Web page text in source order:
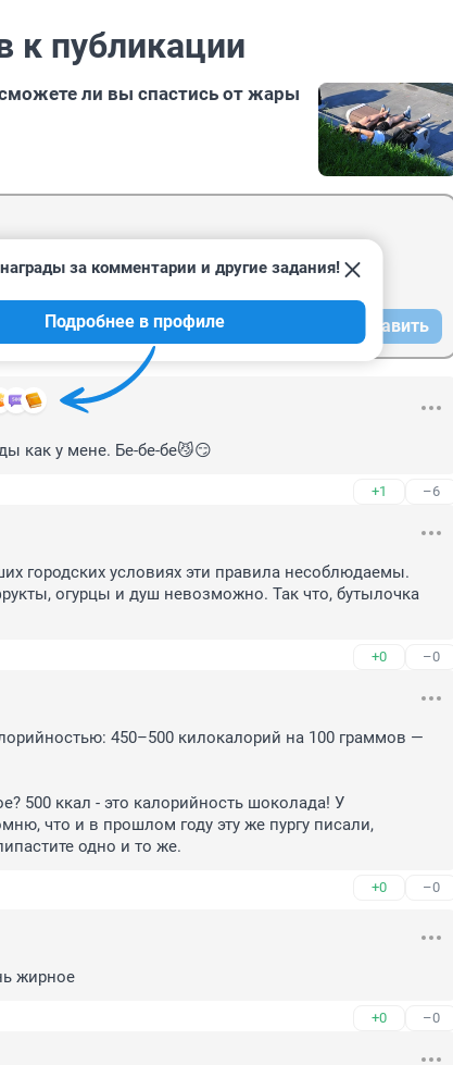
к публикации
ли вы спастись от жары
Отправить
за комментарии и другие задания!
Подробнее в профиле
как у мене. Бе-бе-бе😼😏
+1 –6
городских условиях эти правила несоблюдаемы.
огурцы и душ невозможно. Так что, бутылочка
+0 –0
450–500 килокалорий на 100 граммов —
500 ккал - это калорийность шоколада! У
что и в прошлом году эту же пургу писали,
одно и то же.
+0 –0
жирное
+0 –0